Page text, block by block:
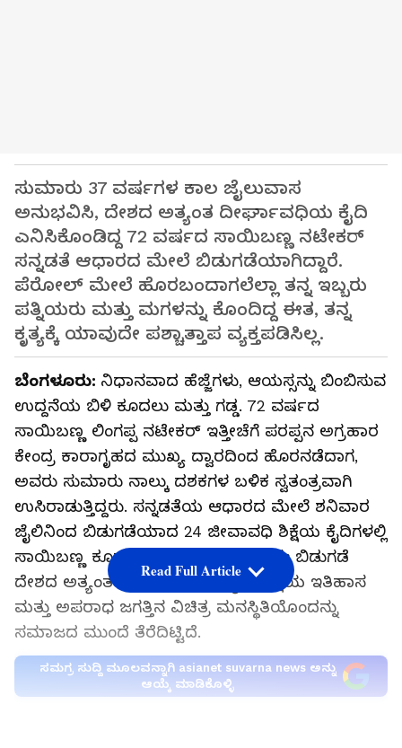
ಸುಮಾರು 37 ವರ್ಷಗಳ ಕಾಲ ಜೈಲುವಾಸ
ಅನುಭವಿಸಿ, ದೇಶದ ಅತ್ಯಂತ ದೀರ್ಘಾವಧಿಯ ಕೈದಿ
ಎನಿಸಿಕೊಂಡಿದ್ದ 72 ವರ್ಷದ ಸಾಯಿಬಣ್ಣ ನಟೇಕರ್
ಸನ್ನಡತೆ ಆಧಾರದ ಮೇಲೆ ಬಿಡುಗಡೆಯಾಗಿದ್ದಾರೆ.
ಪೆರೋಲ್ ಮೇಲೆ ಹೊರಬಂದಾಗಲೆಲ್ಲಾ ತನ್ನ ಇಬ್ಬರು
ಪತ್ನಿಯರು ಮತ್ತು ಮಗಳನ್ನು ಕೊಂದಿದ್ದ ಈತ, ತನ್ನ
ಕೃತ್ಯಕ್ಕೆ ಯಾವುದೇ ಪಶ್ಚಾತ್ತಾಪ ವ್ಯಕ್ತಪಡಿಸಿಲ್ಲ.
ಬೆಂಗಳೂರು: ನಿಧಾನವಾದ ಹೆಜ್ಜೆಗಳು, ಆಯಸ್ಸನ್ನು ಬಿಂಬಿಸುವ
ಉದ್ದನೆಯ ಬಿಳಿ ಕೂದಲು ಮತ್ತು ಗಡ್ಡ. 72 ವರ್ಷದ
ಸಾಯಿಬಣ್ಣ ಲಿಂಗಪ್ಪ ನಟೇಕರ್ ಇತ್ತೀಚೆಗೆ ಪರಪ್ಪನ ಅಗ್ರಹಾರ
ಕೇಂದ್ರ ಕಾರಾಗೃಹದ ಮುಖ್ಯ ದ್ವಾರದಿಂದ ಹೊರನಡೆದಾಗ,
ಅವರು ಸುಮಾರು ನಾಲ್ಕು ದಶಕಗಳ ಬಳಿಕ ಸ್ವತಂತ್ರವಾಗಿ
ಉಸಿರಾಡುತ್ತಿದ್ದರು. ಸನ್ನಡತೆಯ ಆಧಾರದ ಮೇಲೆ ಶನಿವಾರ
ಜೈಲಿನಿಂದ ಬಿಡುಗಡೆಯಾದ 24 ಜೀವಾವಧಿ ಶಿಕ್ಷೆಯ ಕೈದಿಗಳಲ್ಲಿ
ಸಾಯಿಬಣ್ಣ ಕೂಡ ಒಬ್ಬರು. ಆದರೆ, ಅವರ ಈ ಬಿಡುಗಡೆ
ದೇಶದ ಅತ್ಯಂತ ದೀರ್ಘಾವಧಿಯ ಜೈಲು ಶಿಕ್ಷೆಯ ಇತಿಹಾಸ
ಮತ್ತು ಅಪರಾಧ ಜಗತ್ತಿನ ವಿಚಿತ್ರ ಮನಸ್ಥಿತಿಯೊಂದನ್ನು
ಸಮಾಜದ ಮುಂದೆ ತೆರೆದಿಟ್ಟಿದೆ.
ಸಮಗ್ರ ಸುದ್ದಿ ಮೂಲವನ್ನಾಗಿ asianet suvarna news ಅನ್ನು
ಆಯ್ಕೆ ಮಾಡಿಕೊಳ್ಳಿ
Read Full Article